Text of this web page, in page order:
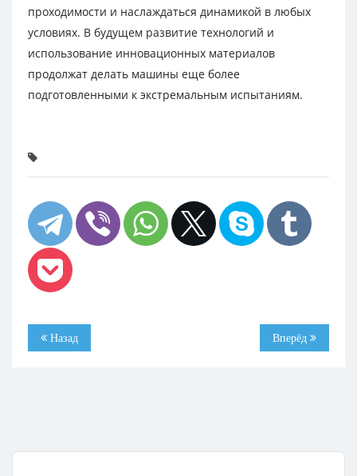
проходимости и наслаждаться динамикой в любых
условиях. В будущем развитие технологий и
использование инновационных материалов
продолжат делать машины еще более
подготовленными к экстремальным испытаниям.
Назад Вперёд